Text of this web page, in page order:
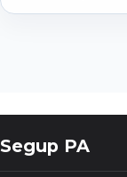
Segup PA